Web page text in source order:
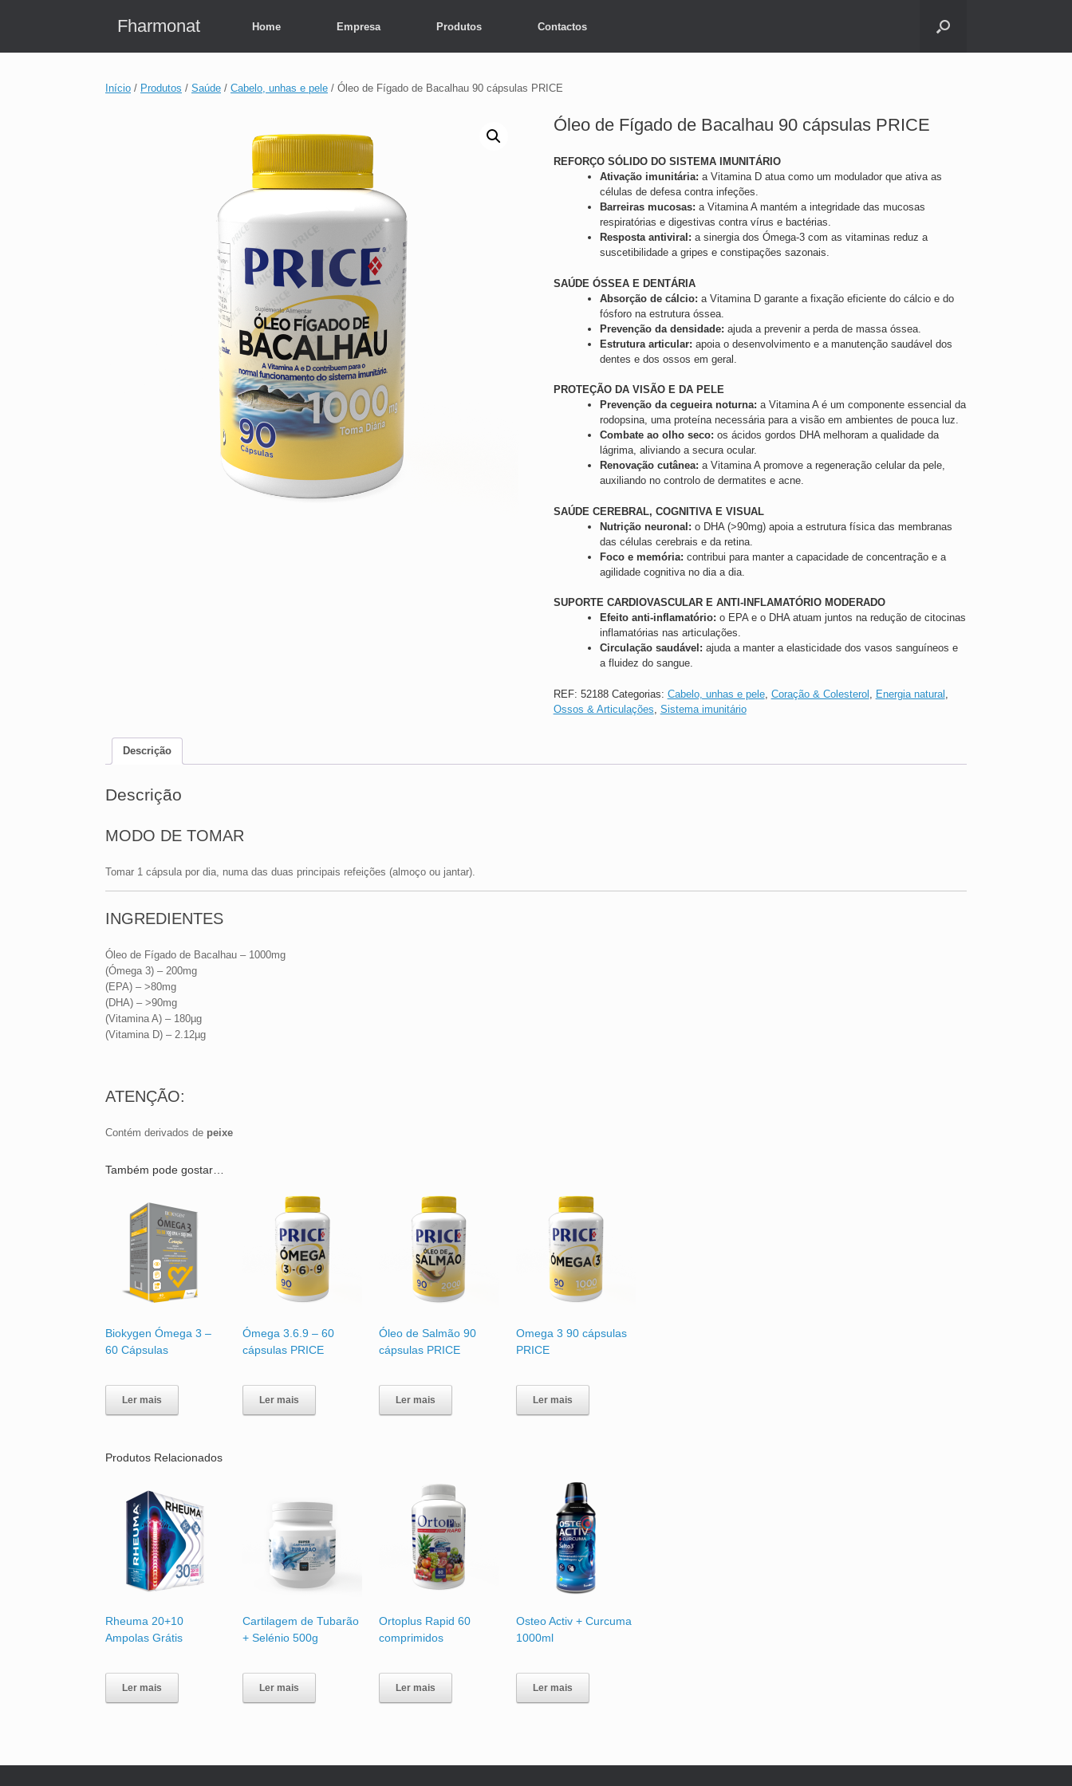
Fharmonat Home Empresa Produtos Contactos
Início / Produtos / Saúde / Cabelo, unhas e pele / Óleo de Fígado de Bacalhau 90 cápsulas PRICE
Óleo de Fígado de Bacalhau 90 cápsulas PRICE
REFORÇO SÓLIDO DO SISTEMA IMUNITÁRIO
Ativação imunitária: a Vitamina D atua como um modulador que ativa as
células de defesa contra infeções.
Barreiras mucosas: a Vitamina A mantém a integridade das mucosas
respiratórias e digestivas contra vírus e bactérias.
Resposta antiviral: a sinergia dos Ómega-3 com as vitaminas reduz a
suscetibilidade a gripes e constipações sazonais.
SAÚDE ÓSSEA E DENTÁRIA
Absorção de cálcio: a Vitamina D garante a fixação eficiente do cálcio e do
fósforo na estrutura óssea.
Prevenção da densidade: ajuda a prevenir a perda de massa óssea.
Estrutura articular: apoia o desenvolvimento e a manutenção saudável dos
dentes e dos ossos em geral.
PROTEÇÃO DA VISÃO E DA PELE
Prevenção da cegueira noturna: a Vitamina A é um componente essencial da
rodopsina, uma proteína necessária para a visão em ambientes de pouca luz.
Combate ao olho seco: os ácidos gordos DHA melhoram a qualidade da
lágrima, aliviando a secura ocular.
Renovação cutânea: a Vitamina A promove a regeneração celular da pele,
auxiliando no controlo de dermatites e acne.
SAÚDE CEREBRAL, COGNITIVA E VISUAL
Nutrição neuronal: o DHA (>90mg) apoia a estrutura física das membranas
das células cerebrais e da retina.
Foco e memória: contribui para manter a capacidade de concentração e a
agilidade cognitiva no dia a dia.
SUPORTE CARDIOVASCULAR E ANTI-INFLAMATÓRIO MODERADO
Efeito anti-inflamatório: o EPA e o DHA atuam juntos na redução de citocinas
inflamatórias nas articulações.
Circulação saudável: ajuda a manter a elasticidade dos vasos sanguíneos e
a fluidez do sangue.
REF: 52188 Categorias: Cabelo, unhas e pele, Coração & Colesterol Energia natural
Ossos & Articulações Sistema imunitário
Descrição
Descrição
MODO DE TOMAR
Tomar 1 cápsula por dia, numa das duas principais refeições (almoço ou jantar).
INGREDIENTES
Óleo de Fígado de Bacalhau – 1000mg
(Ómega 3) – 200mg
(EPA) – >80mg
(DHA) – >90mg
(Vitamina A) – 180µg
(Vitamina D) – 2.12µg
ATENÇÃO:
Contém derivados de peixe
Também pode gostar…
Biokygen Ómega 3 –
60 Cápsulas
Ler mais
Ómega 3.6.9 – 60
cápsulas PRICE
Ler mais
Óleo de Salmão 90
cápsulas PRICE
Ler mais
Omega 3 90 cápsulas
PRICE
Ler mais
Produtos Relacionados
Rheuma 20+10
Ampolas Grátis
Ler mais
Cartilagem de Tubarão
+ Selénio 500g
Ler mais
Ortoplus Rapid 60
comprimidos
Ler mais
Osteo Activ + Curcuma
1000ml
Ler mais